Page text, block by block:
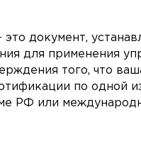
документ,
для применения
того, что
по одной
РФ или